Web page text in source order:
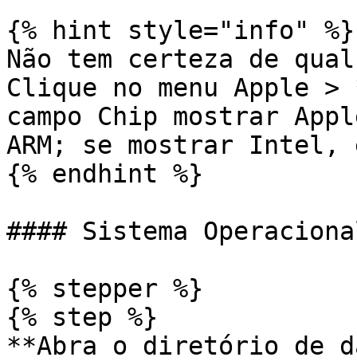
{% hint style="info" %}
Não tem certeza de
Clique no menu Apple
campo Chip mostrar
ARM; se mostrar
{% endhint %}
#### Sistema
{% stepper %}
{% step %}
**Abra o diretório de